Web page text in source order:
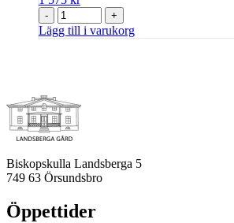
- +
Lägg till i varukorg
Biskopskulla Landsberga 5
749 63 Örsundsbro
Öppettider